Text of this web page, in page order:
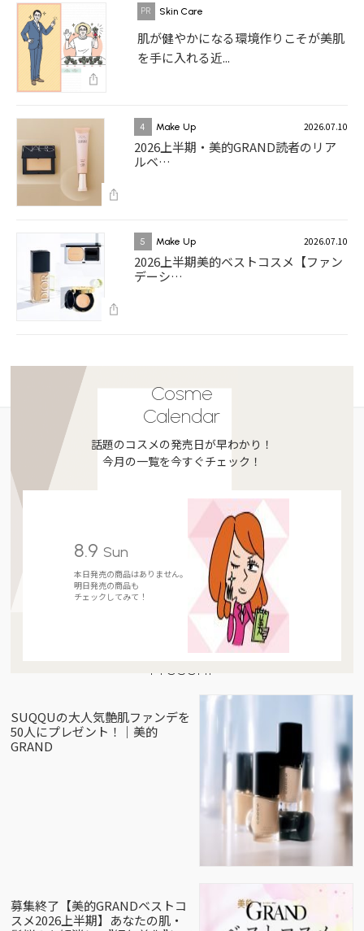
Skin Care
肌が健やかになる環境作りこそが美肌
を手に入れる近...
4 Make Up 2026.07.10
2026上半期・美的GRAND読者のリア
ルベ…
5 Make Up 2026.07.10
2026上半期美的ベストコスメ【ファン
デーシ…
Cosme
Calendar
話題のコスメの発売日が早わかり！
今月の一覧を今すぐチェック！
8.9 Sun
本日発売の商品はありません。
明日発売の商品も
チェックしてみて！
Present
SUQQUの大人気艶肌ファンデを
50人にプレゼント！｜美的
GRAND
募集終了【美的GRANDベストコ
スメ2026上半期】あなたの肌・